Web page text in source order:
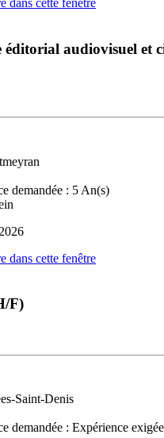
éditorial audiovisuel et
demandée : 5 An(s)
dans cette fenêtre
F)
Saint-Denis
demandée : Expérience exigée